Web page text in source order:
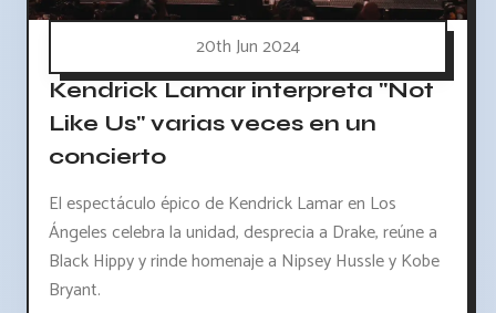
20th Jun 2024
Kendrick Lamar interpreta "Not
Like Us" varias veces en un
concierto
El espectáculo épico de Kendrick Lamar en Los
Ángeles celebra la unidad, desprecia a Drake, reúne a
Black Hippy y rinde homenaje a Nipsey Hussle y Kobe
Bryant.